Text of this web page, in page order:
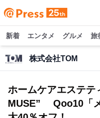
新着 エンタメ グルメ 旅
株式会社TOM
ホームケアエステテ
MUSE” Qoo10「